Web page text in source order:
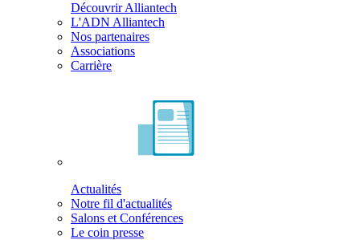
Découvrir Alliantech
L'ADN Alliantech
Nos partenaires
Associations
Carrière
Actualités
Notre fil d'actualités
Salons et Conférences
Le coin presse